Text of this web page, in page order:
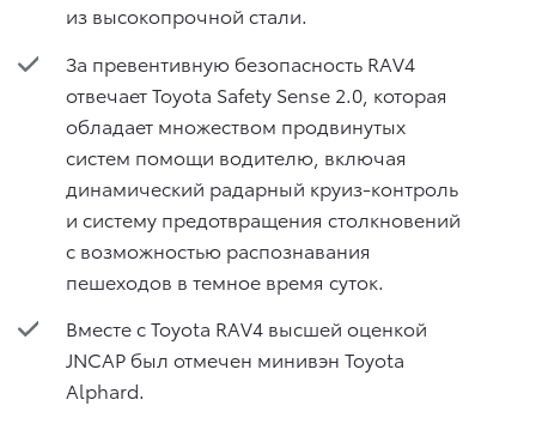
из высокопрочной стали.
За превентивную безопасность RAV4
отвечает Toyota Safety Sense 2.0, которая
обладает множеством продвинутых
систем помощи водителю, включая
динамический радарный круиз-контроль
и систему предотвращения столкновений
с возможностью распознавания
пешеходов в темное время суток.
Вместе с Toyota RAV4 высшей оценкой
JNCAP был отмечен минивэн Toyota
Alphard.